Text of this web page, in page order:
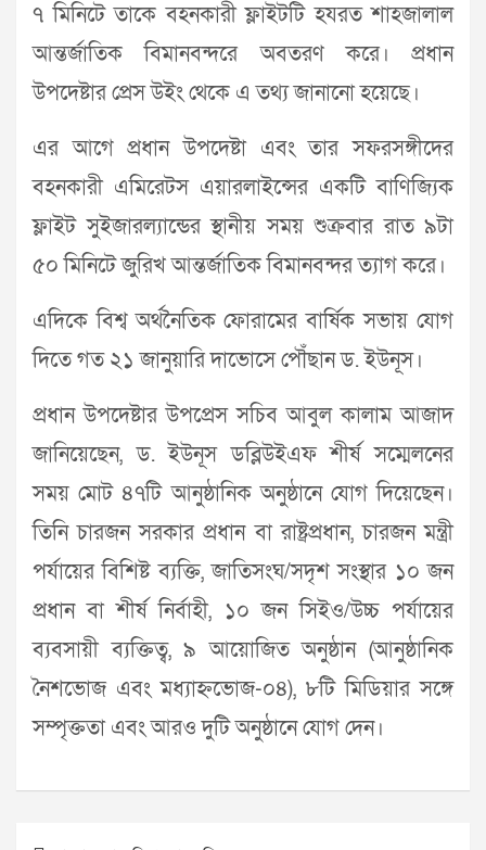
৭ মিনিটে তাকে বহনকারী ফ্লাইটটি হযরত শাহজালাল
আন্তর্জাতিক বিমানবন্দরে অবতরণ করে। প্রধান
উপদেষ্টার প্রেস উইং থেকে এ তথ্য জানানো হয়েছে।
এর আগে প্রধান উপদেষ্টা এবং তার সফরসঙ্গীদের
বহনকারী এমিরেটস এয়ারলাইন্সের একটি বাণিজ্যিক
ফ্লাইট সুইজারল্যান্ডের স্থানীয় সময় শুক্রবার রাত ৯টা
৫০ মিনিটে জুরিখ আন্তর্জাতিক বিমানবন্দর ত্যাগ করে।
এদিকে বিশ্ব অর্থনৈতিক ফোরামের বার্ষিক সভায় যোগ
দিতে গত ২১ জানুয়ারি দাভোসে পৌঁছান ড. ইউনূস।
প্রধান উপদেষ্টার উপপ্রেস সচিব আবুল কালাম আজাদ
জানিয়েছেন, ড. ইউনূস ডব্লিউইএফ শীর্ষ সম্মেলনের
সময় মোট ৪৭টি আনুষ্ঠানিক অনুষ্ঠানে যোগ দিয়েছেন।
তিনি চারজন সরকার প্রধান বা রাষ্ট্রপ্রধান, চারজন মন্ত্রী
পর্যায়ের বিশিষ্ট ব্যক্তি, জাতিসংঘ/সদৃশ সংস্থার ১০ জন
প্রধান বা শীর্ষ নির্বাহী, ১০ জন সিইও/উচ্চ পর্যায়ের
ব্যবসায়ী ব্যক্তিত্ব, ৯ আয়োজিত অনুষ্ঠান (আনুষ্ঠানিক
নৈশভোজ এবং মধ্যাহ্নভোজ-০৪), ৮টি মিডিয়ার সঙ্গে
সম্পৃক্ততা এবং আরও দুটি অনুষ্ঠানে যোগ দেন।
Post